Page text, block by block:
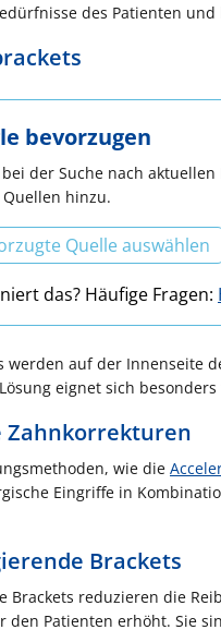
des Patienten
bevorzugen
der Suche nach
hinzu.
Quelle auswählen
das? Häufige Fragen:
werden auf der Innenseite
eignet sich
Zahnkorrekturen
wie die
Eingriffe in
Brackets
Brackets reduzieren die
den Patienten erhöht. Sie